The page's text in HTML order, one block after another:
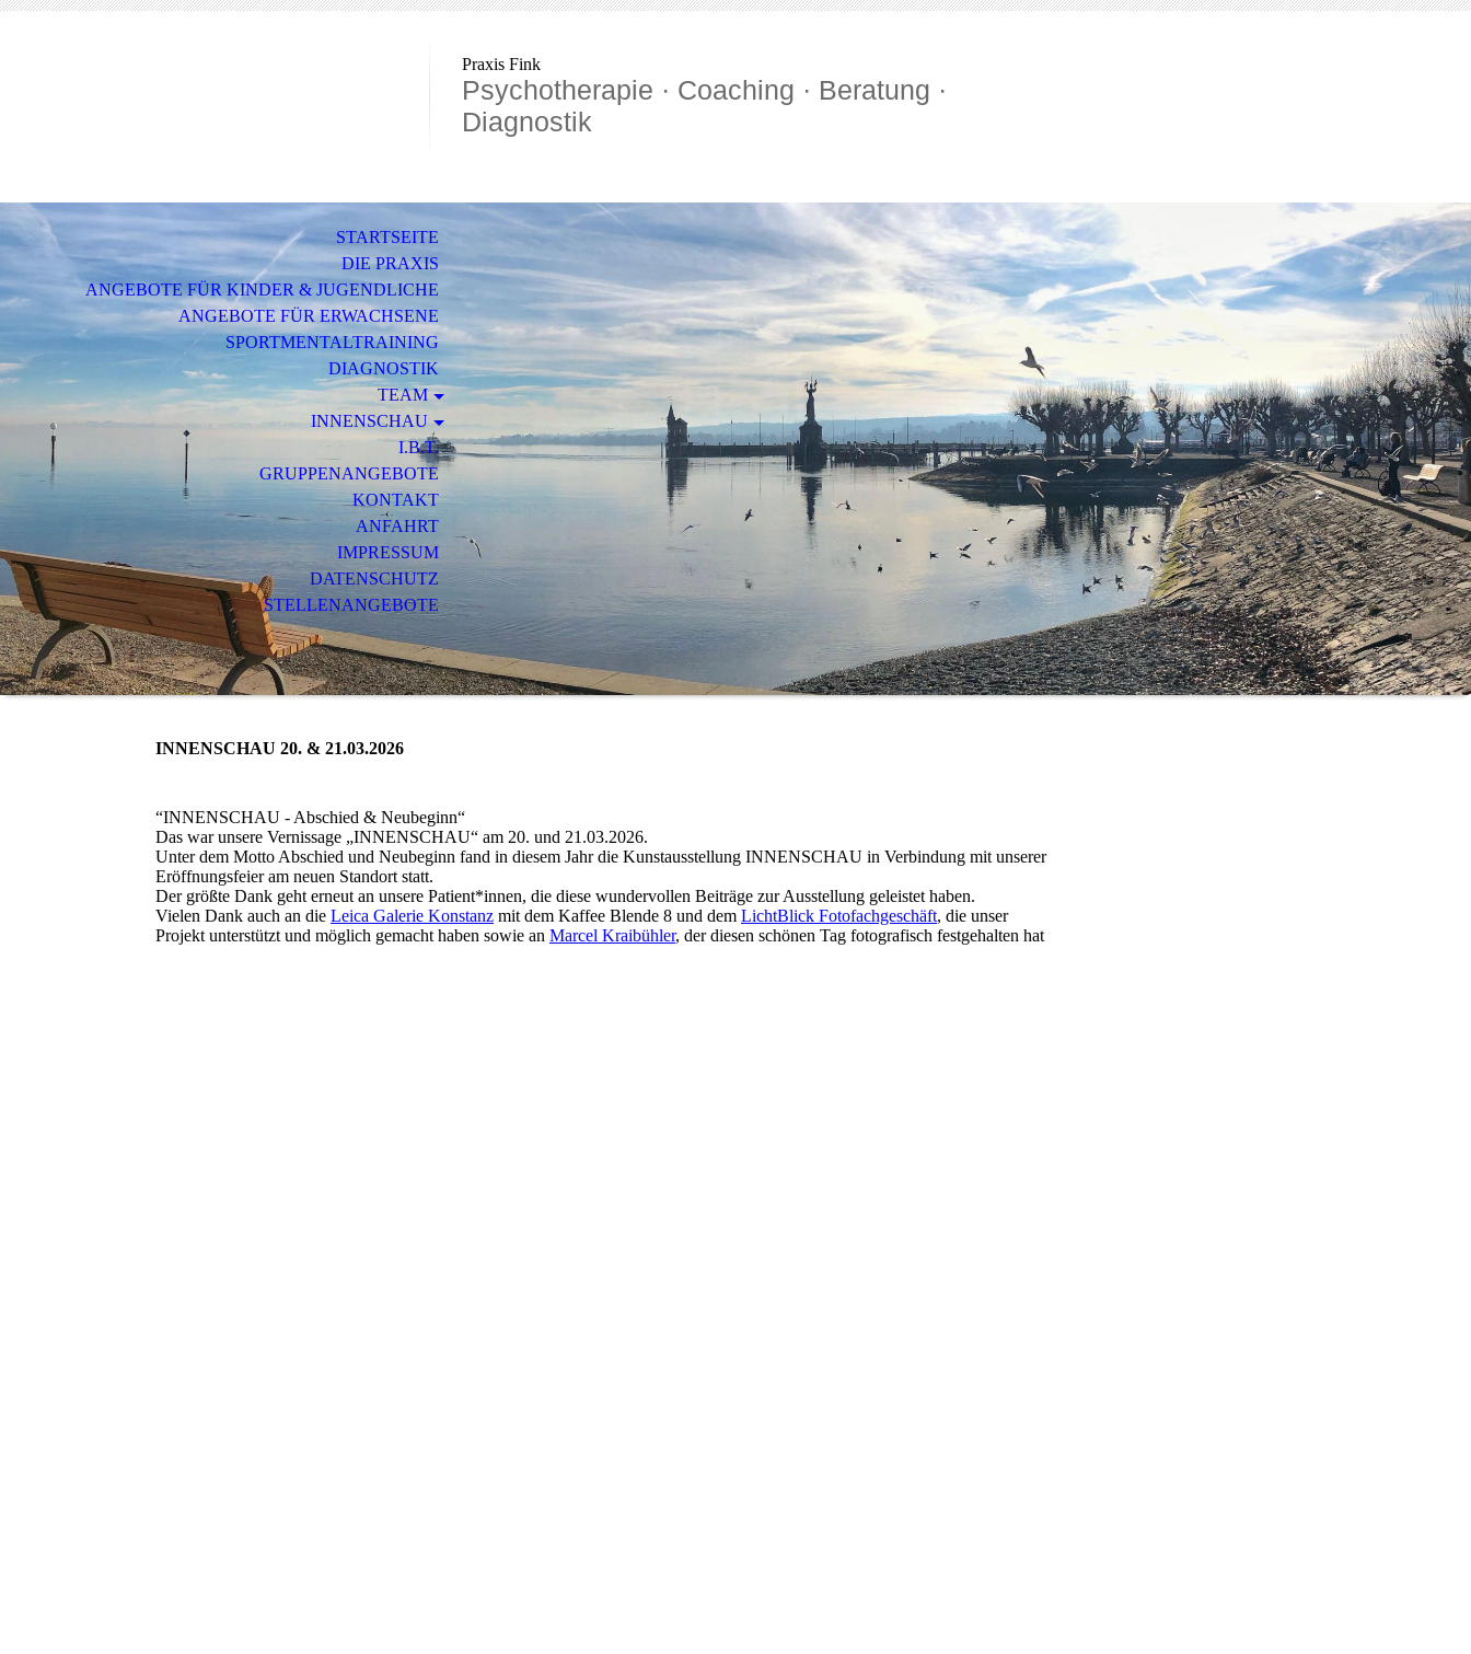
Praxis Fink
Psychotherapie · Coaching · Beratung ·
Diagnostik
STARTSEITE
DIE PRAXIS
ANGEBOTE FÜR KINDER & JUGENDLICHE
ANGEBOTE FÜR ERWACHSENE
SPORTMENTALTRAINING
DIAGNOSTIK
TEAM
INNENSCHAU
I.B.T.
GRUPPENANGEBOTE
KONTAKT
ANFAHRT
IMPRESSUM
DATENSCHUTZ
STELLENANGEBOTE
INNENSCHAU 20. & 21.03.2026
“INNENSCHAU - Abschied & Neubeginn“
Das war unsere Vernissage „INNENSCHAU“ am 20. und 21.03.2026.
Unter dem Motto Abschied und Neubeginn fand in diesem Jahr die Kunstausstellung INNENSCHAU in Verbindung mit unserer
Eröffnungsfeier am neuen Standort statt.
Der größte Dank geht erneut an unsere Patient*innen, die diese wundervollen Beiträge zur Ausstellung geleistet haben.
Vielen Dank auch an die Leica Galerie Konstanz mit dem Kaffee Blende 8 und dem LichtBlick Fotofachgeschäft, die unser
Projekt unterstützt und möglich gemacht haben sowie an Marcel Kraibühler, der diesen schönen Tag fotografisch festgehalten hat